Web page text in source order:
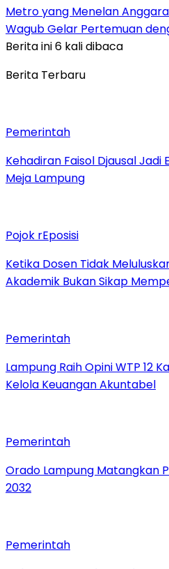
Metro yang Menelan
Wagub Gelar Pertemuan
Berita ini 6 kali dibaca
Berita Terbaru
Pemerintah
Kehadiran Faisol Djausal Jadi
Meja Lampung
Pojok rEposisi
Ketika Dosen Tidak
Akademik Bukan Sikap
Pemerintah
Lampung Raih Opini WTP 12
Kelola Keuangan Akuntabel
Pemerintah
Orado Lampung Matangkan
2032
Pemerintah